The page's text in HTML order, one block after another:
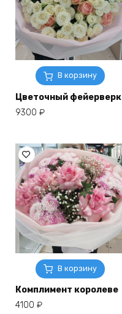
В корзину
Цветочный фейерверк
9300 ₽
В корзину
Комплимент королеве
4100 ₽